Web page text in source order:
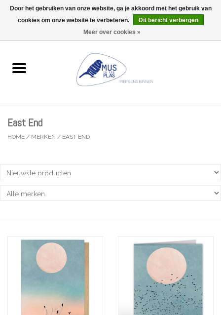
0 Artikelen - €0,00
Wenskaarten
Pasen
Cadeaubonnen
East End
HOME / MERKEN / EAST END
Door het gebruiken van onze website, ga je akkoord met het gebruik van
cookies om onze website te verbeteren.
Dit bericht verbergen
Meer over cookies »
Wij zijn uitzonderlijk gesloten op Do 06/08 en Do 13/08